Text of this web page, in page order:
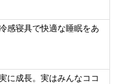
logly
感寝具で快適な睡眠をあ
に成長。実はみんなココ